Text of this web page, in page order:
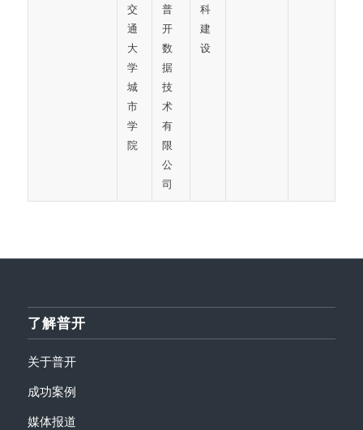
交
通
大
学
城
市
学
院
普
开
数
据
技
术
有
限
公
司
科
建
设
了解普开
关于普开
成功案例
媒体报道